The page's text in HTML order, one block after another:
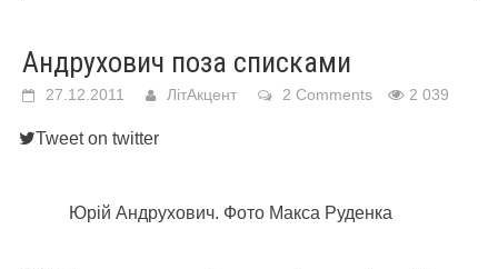
Андрухович поза списками
27.12.2011 ЛітАкцент 2 Comments 2 039
Tweet on twitter
Юрій Андрухович. Фото Макса Руденка